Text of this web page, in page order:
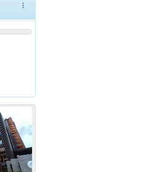
more_vert